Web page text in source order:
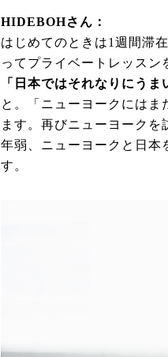
HIDEBOHさん：
はじめてのときは1週間滞
ってプライベートレッスン
「日本ではそれなりにう
と。「ニューヨークには
ます。再びニューヨーク
年弱、ニューヨークと日本
す。